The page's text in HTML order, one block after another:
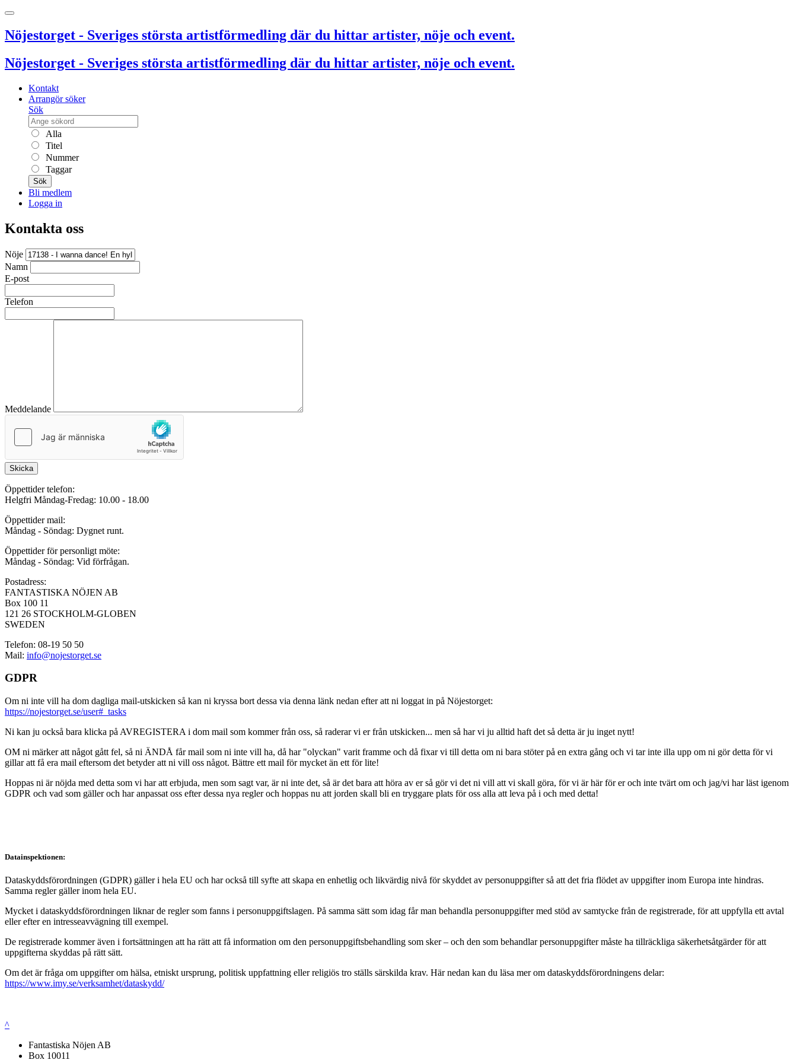
Nöjestorget - Sveriges största artistförmedling där du hittar artister, nöje och event.
Nöjestorget - Sveriges största artistförmedling där du hittar artister, nöje och event.
Kontakt
Arrangör söker
Sök
Alla
Titel
Nummer
Taggar
Sök
Bli medlem
Logga in
Kontakta oss
Nöje
Namn
E-post
Telefon
Meddelande
Skicka
Öppettider telefon:
Helgfri Måndag-Fredag: 10.00 - 18.00
Öppettider mail:
Måndag - Söndag: Dygnet runt.
Öppettider för personligt möte:
Måndag - Söndag: Vid förfrågan.
Postadress:
FANTASTISKA NÖJEN AB
Box 100 11
121 26 STOCKHOLM-GLOBEN
SWEDEN
Telefon: 08-19 50 50
Mail: info@nojestorget.se
GDPR
Om ni inte vill ha dom dagliga mail-utskicken så kan ni kryssa bort dessa via denna länk nedan efter att ni loggat in på Nöjestorget:
https://nojestorget.se/user#_tasks
Ni kan ju också bara klicka på AVREGISTERA i dom mail som kommer från oss, så raderar vi er från utskicken... men så har vi ju alltid haft det så detta är ju inget nytt!
OM ni märker att något gått fel, så ni ÄNDÅ får mail som ni inte vill ha, då har "olyckan" varit framme och då fixar vi till detta om ni bara stöter på en extra gång och vi tar inte illa upp om ni gör detta för vi
gillar att få era mail eftersom det betyder att ni vill oss något. Bättre ett mail för mycket än ett för lite!
Hoppas ni är nöjda med detta som vi har att erbjuda, men som sagt var, är ni inte det, så är det bara att höra av er så gör vi det ni vill att vi skall göra, för vi är här för er och inte tvärt om och jag/vi har läst igenom
GDPR och vad som gäller och har anpassat oss efter dessa nya regler och hoppas nu att jorden skall bli en tryggare plats för oss alla att leva på i och med detta!
Datainspektionen:
Dataskyddsförordningen (GDPR) gäller i hela EU och har också till syfte att skapa en enhetlig och likvärdig nivå för skyddet av personuppgifter så att det fria flödet av uppgifter inom Europa inte hindras.
Samma regler gäller inom hela EU.
Mycket i dataskyddsförordningen liknar de regler som fanns i personuppgiftslagen. På samma sätt som idag får man behandla personuppgifter med stöd av samtycke från de registrerade, för att uppfylla ett avtal
eller efter en intresseavvägning till exempel.
De registrerade kommer även i fortsättningen att ha rätt att få information om den personuppgiftsbehandling som sker – och den som behandlar personuppgifter måste ha tillräckliga säkerhetsåtgärder för att
uppgifterna skyddas på rätt sätt.
Om det är fråga om uppgifter om hälsa, etniskt ursprung, politisk uppfattning eller religiös tro ställs särskilda krav. Här nedan kan du läsa mer om dataskyddsförordningens delar:
https://www.imy.se/verksamhet/dataskydd/
^
Fantastiska Nöjen AB
Box 10011